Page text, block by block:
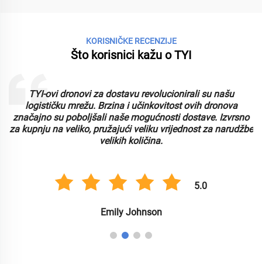
KORISNIČKE RECENZIJE
Što korisnici kažu o TYI
TYI-ovi dronovi za dostavu revolucionirali su našu
logističku mrežu. Brzina i učinkovitost ovih dronova
značajno su poboljšali naše mogućnosti dostave. Izvrsno
za kupnju na veliko, pružajući veliku vrijednost za narudžbe
velikih količina.
5.0
Emily Johnson